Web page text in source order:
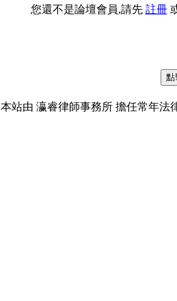
您還不是論壇會員,請先 註冊
本站由 瀛睿律師事務所 擔任常年法